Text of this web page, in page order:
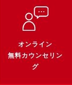
オンライン
無料カウンセリン
グ